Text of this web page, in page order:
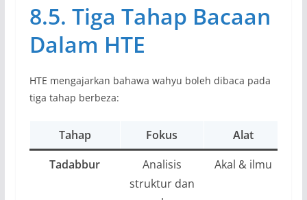
8.5. Tiga Tahap Bacaan
Dalam HTE
HTE mengajarkan bahawa wahyu boleh dibaca pada
tiga tahap berbeza:
Tahap Fokus Alat
Tadabbur
Analisis
struktur dan
Akal & ilmu